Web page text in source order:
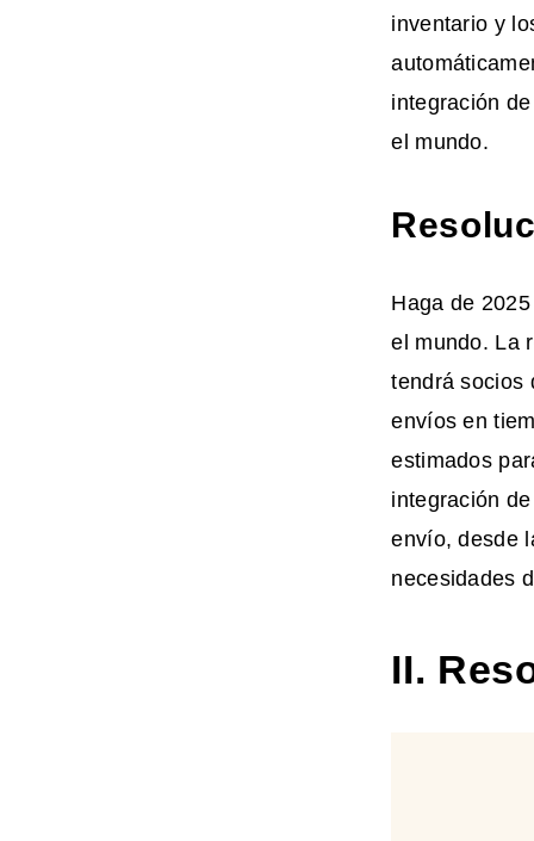
inventario y
integración
el mundo.
Haga de
el mundo. La
tendrá socios
envíos en
estimados
integración
envío, desde
necesidades
II.